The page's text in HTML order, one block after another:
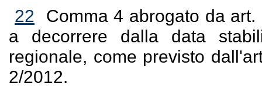
22
Comma 4 abrogato da
a decorrere dalla data
regionale, come previsto
2/2012.